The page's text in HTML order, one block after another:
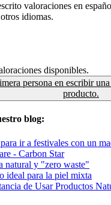
valoraciones en
idiomas.
disponibles.
persona en escribir
producto.
blog:
ir a festivales con un
- Carbon Star
natural y "zero waste"
ideal para la piel mixta
de Usar Productos